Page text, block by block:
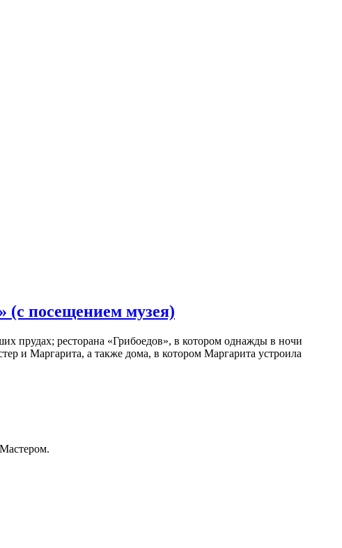
(с посещением музея)
прудах; ресторана «Грибоедов», в котором однажды в ночи
и Маргарита, а также дома, в котором Маргарита устроила